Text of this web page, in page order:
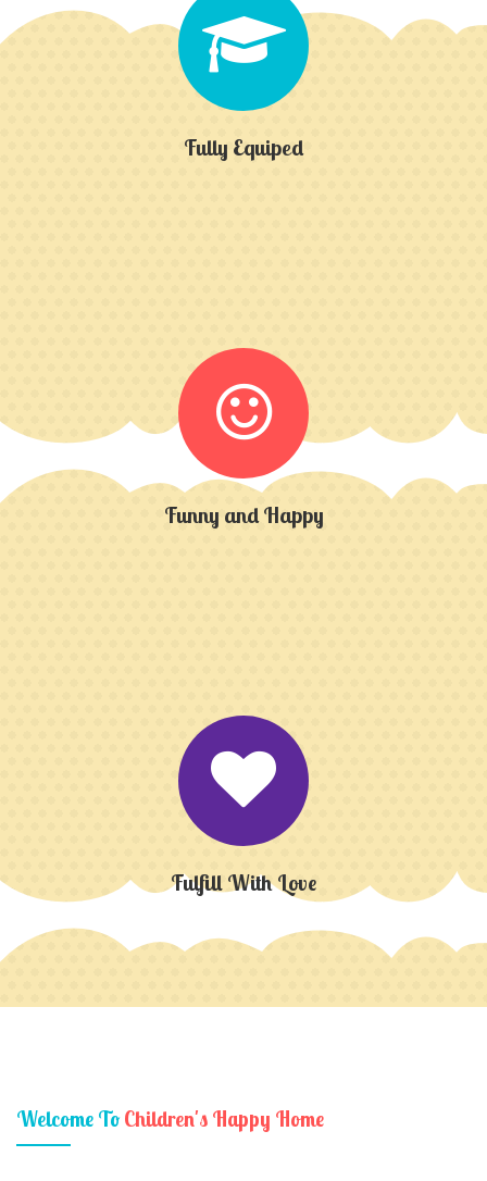
Fully Equiped
Funny and Happy
Fulfill With Love
Welcome ToChildren's Happy Home